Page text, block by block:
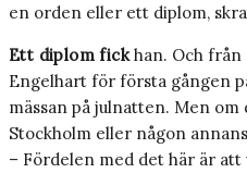
en orden eller ett diplom,
Ett diplom fickhan. Och från
Engelhart för första gången
mässan på julnatten. Men
Stockholm eller någon
– Fördelen med det här är